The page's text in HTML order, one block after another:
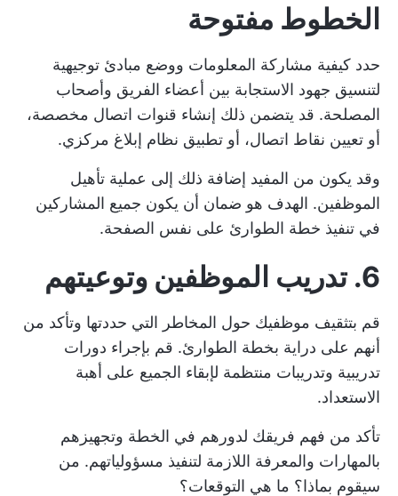
الخطوط مفتوحة
حدد كيفية مشاركة المعلومات ووضع مبادئ توجيهية
لتنسيق جهود الاستجابة بين أعضاء الفريق وأصحاب
المصلحة. قد يتضمن ذلك إنشاء قنوات اتصال مخصصة،
أو تعيين نقاط اتصال، أو تطبيق نظام إبلاغ مركزي.
وقد يكون من المفيد إضافة ذلك إلى عملية تأهيل
الموظفين. الهدف هو ضمان أن يكون جميع المشاركين
في تنفيذ خطة الطوارئ على نفس الصفحة.
6. تدريب الموظفين وتوعيتهم
قم بتثقيف موظفيك حول المخاطر التي حددتها وتأكد من
أنهم على دراية بخطة الطوارئ. قم بإجراء دورات
تدريبية وتدريبات منتظمة لإبقاء الجميع على أهبة
الاستعداد.
تأكد من فهم فريقك لدورهم في الخطة وتجهيزهم
بالمهارات والمعرفة اللازمة لتنفيذ مسؤولياتهم. من
سيقوم بماذا؟ ما هي التوقعات؟